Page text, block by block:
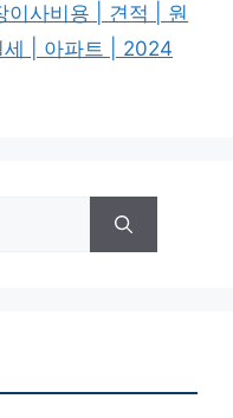
이사비용 | 견적 | 원
| 아파트 | 2024